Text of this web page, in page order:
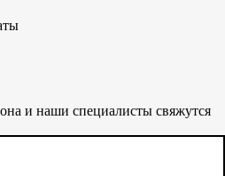
и наши специалисты свяжутся